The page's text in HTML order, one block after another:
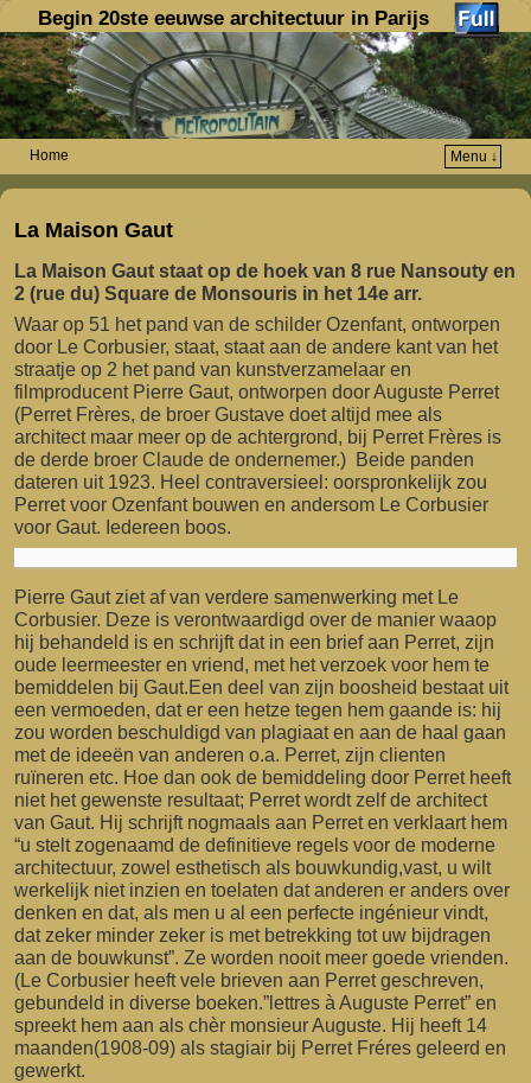
Begin 20ste eeuwse architectuur in Parijs
Home
Menu ↓
Spring naar de primaire inhoud
Spring naar de secundaire inhoud
La Maison Gaut
La Maison Gaut staat op de hoek van 8 rue Nansouty en
2 (rue du) Square de Monsouris in het 14e arr.
Waar op 51 het pand van de schilder Ozenfant, ontworpen
door Le Corbusier, staat, staat aan de andere kant van het
straatje op 2 het pand van kunstverzamelaar en
filmproducent Pierre Gaut, ontworpen door Auguste Perret
(Perret Frères, de broer Gustave doet altijd mee als
architect maar meer op de achtergrond, bij Perret Frères is
de derde broer Claude de ondernemer.) Beide panden
dateren uit 1923. Heel contraversieel: oorspronkelijk zou
Perret voor Ozenfant bouwen en andersom Le Corbusier
voor Gaut. Iedereen boos.
Pierre Gaut ziet af van verdere samenwerking met Le
Corbusier. Deze is verontwaardigd over de manier waaop
hij behandeld is en schrijft dat in een brief aan Perret, zijn
oude leermeester en vriend, met het verzoek voor hem te
bemiddelen bij Gaut.Een deel van zijn boosheid bestaat uit
een vermoeden, dat er een hetze tegen hem gaande is: hij
zou worden beschuldigd van plagiaat en aan de haal gaan
met de ideeën van anderen o.a. Perret, zijn clienten
ruïneren etc. Hoe dan ook de bemiddeling door Perret heeft
niet het gewenste resultaat; Perret wordt zelf de architect
van Gaut. Hij schrijft nogmaals aan Perret en verklaart hem
“u stelt zogenaamd de definitieve regels voor de moderne
architectuur, zowel esthetisch als bouwkundig,vast, u wilt
werkelijk niet inzien en toelaten dat anderen er anders over
denken en dat, als men u al een perfecte ingénieur vindt,
dat zeker minder zeker is met betrekking tot uw bijdragen
aan de bouwkunst”. Ze worden nooit meer goede vrienden.
(Le Corbusier heeft vele brieven aan Perret geschreven,
gebundeld in diverse boeken.”lettres à Auguste Perret” en
spreekt hem aan als chèr monsieur Auguste. Hij heeft 14
maanden(1908-09) als stagiair bij Perret Fréres geleerd en
gewerkt.